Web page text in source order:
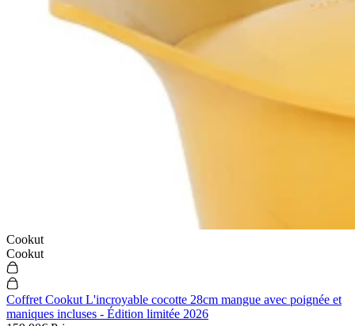
Cookut
Cookut
Coffret Cookut L'incroyable cocotte 28cm mangue avec poignée et
maniques incluses - Édition limitée 2026